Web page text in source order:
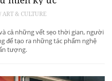
& CULTURE
cả những vết sẹo thời gian, người
để tạo ra những tác phẩm nghệ
tượng.